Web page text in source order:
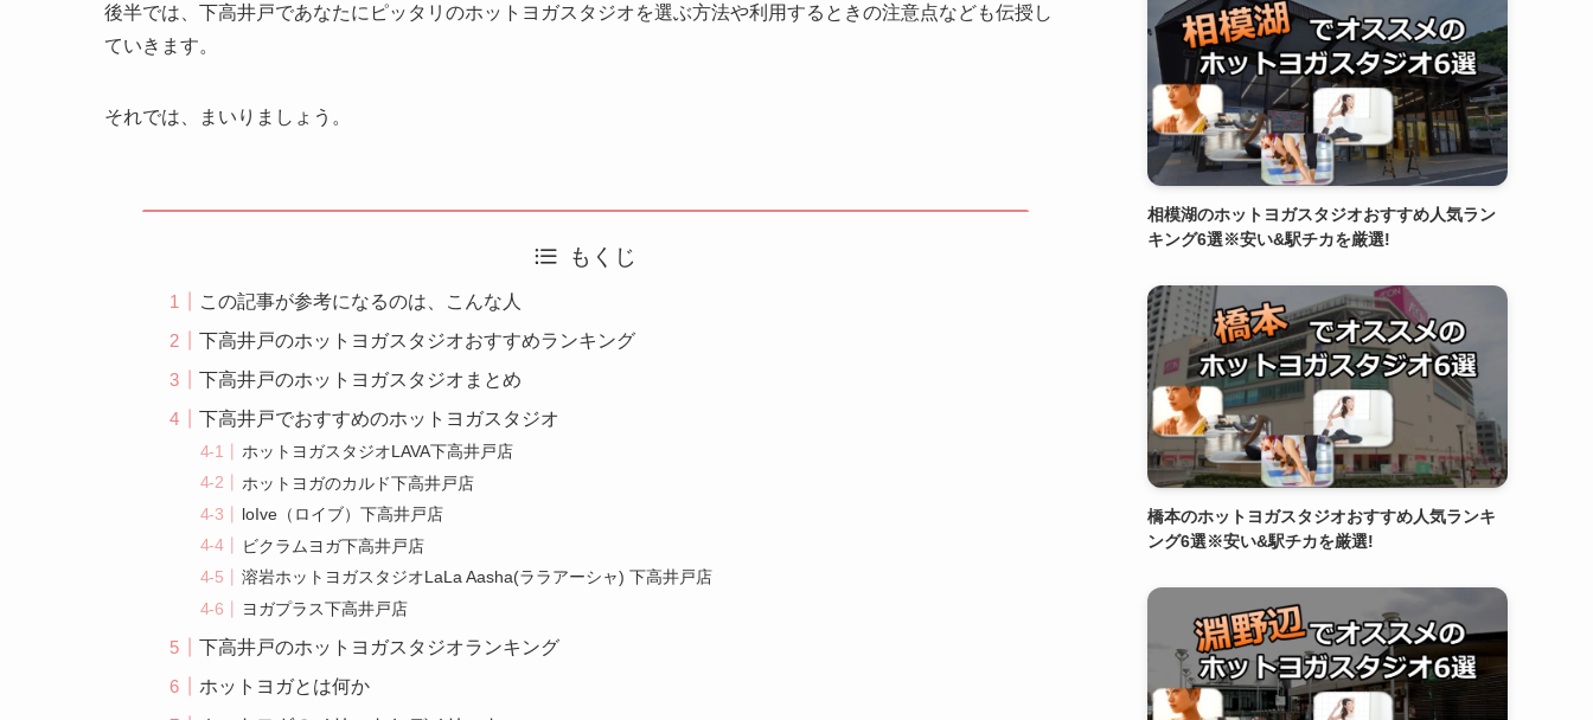
後半では、下高井戸であなたにピッタリのホットヨガスタジオを選ぶ方法や利用するときの注意点なども伝授し
ていきます。
それでは、まいりましょう。
もくじ
この記事が参考になるのは、こんな人
下高井戸のホットヨガスタジオおすすめランキング
下高井戸のホットヨガスタジオまとめ
下高井戸でおすすめのホットヨガスタジオ
ホットヨガスタジオLAVA下高井戸店
ホットヨガのカルド下高井戸店
loIve（ロイブ）下高井戸店
ビクラムヨガ下高井戸店
溶岩ホットヨガスタジオLaLa Aasha(ララアーシャ) 下高井戸店
ヨガプラス下高井戸店
下高井戸のホットヨガスタジオランキング
ホットヨガとは何か
相模湖のホットヨガスタジオおすすめ人気ラン
キング6選※安い&駅チカを厳選!
橋本のホットヨガスタジオおすすめ人気ランキ
ング6選※安い&駅チカを厳選!